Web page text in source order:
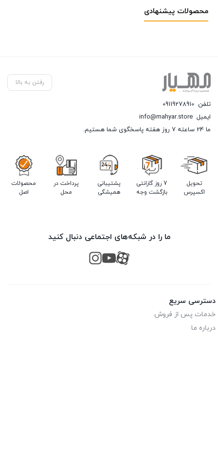
محصولات پیشنهادی
رفتن به بالا
تلفن 09119278910
ایمیل info@mahyar.store
ما 24 ساعته 7 روز هفته پاسخگوی شما هستیم.
تحویل
اکسپرس
7 روز گارانتی
بازگشت وجه
پشتیبانی
همیشگی
پرداخت در
محل
محصولات
اصل
ما را در شبکه‌های اجتماعی دنبال کنید
دسترسی سریع
خدمات پس از فروش
درباره ما